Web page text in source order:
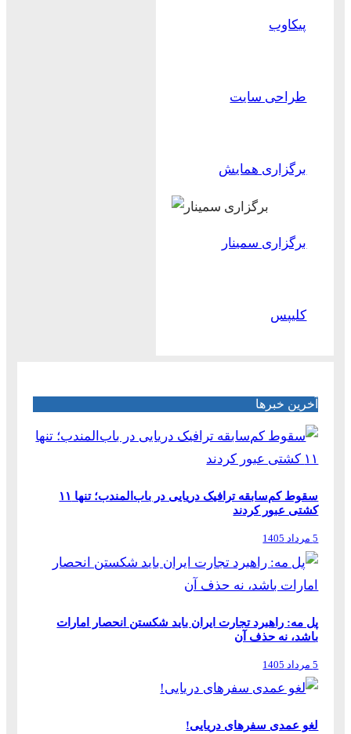
پیکاوب
طراحی سایت
برگزاری همایش
برگزاری سمینار
کلیپس
آخرین خبرها
سقوط کم‌سابقه ترافیک دریایی در باب‌المندب؛ تنها ۱۱
کشتی عبور کردند
5 مرداد 1405
پل مه: راهبرد تجارت ایران باید شکستن انحصار امارات
باشد، نه حذف آن
5 مرداد 1405
لغو عمدی سفرهای دریایی!